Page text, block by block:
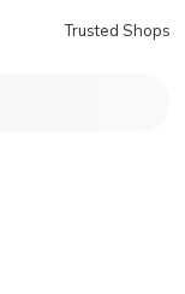
Trusted Shops